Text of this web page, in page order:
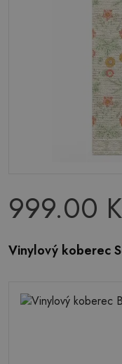
999.00
Vinylový koberec